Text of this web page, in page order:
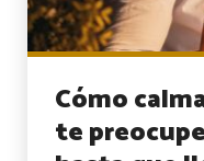
Cómo
te